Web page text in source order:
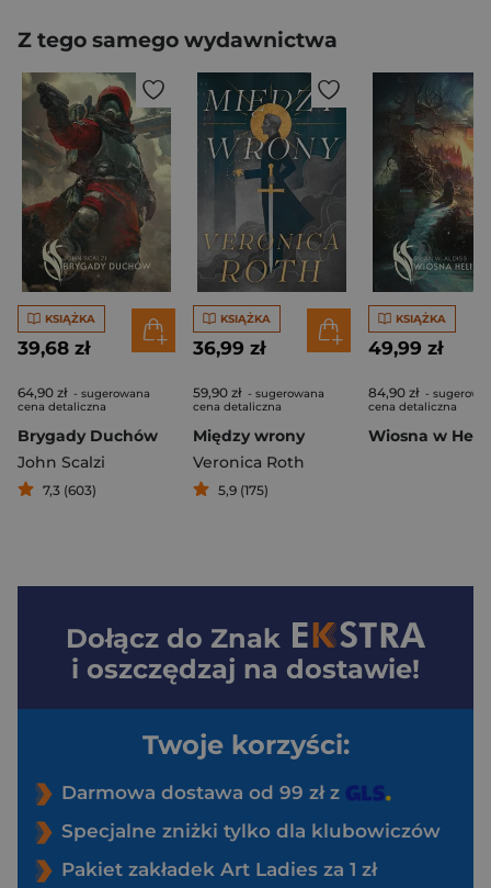
Z tego samego wydawnictwa
KSIĄŻKA
39,68 zł
64,90 zł - sugerowana
cena detaliczna
Brygady Duchów
John Scalzi
7,3 (603)
KSIĄŻKA
36,99 zł
59,90 zł - sugerowana
cena detaliczna
Między wrony
Veronica Roth
5,9 (175)
KSIĄŻKA
49,99 zł
84,90 zł -
cena detaliczna
Wiosna w
Dołącz do Znak
i oszczędzaj na dostawie!
Twoje korzyści:
Darmowa dostawa od 99 zł z
Specjalne zniżki tylko dla klubowiczów
Pakiet zakładek Art Ladies za 1 zł